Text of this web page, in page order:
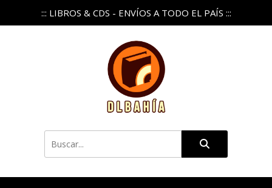
::: LIBROS & CDS - ENVÍOS A TODO EL PAÍS :::